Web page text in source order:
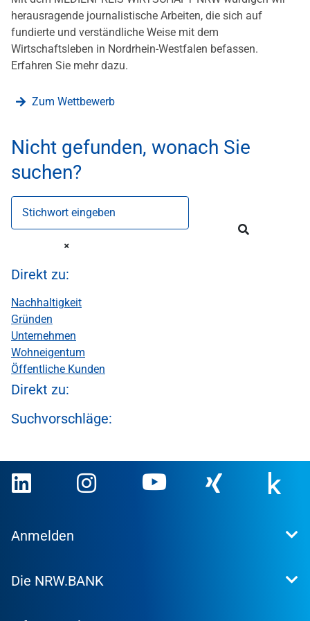
herausragende journalistische Arbeiten, die sich auf
fundierte und verständliche Weise mit dem
Wirtschaftsleben in Nordrhein-Westfalen befassen.
Erfahren Sie mehr dazu.
Zum Wettbewerb
Nicht gefunden, wonach Sie
suchen?
Stichwort eingeben
Direkt zu:
Nachhaltigkeit
Gründen
Unternehmen
Wohneigentum
Öffentliche Kunden
Direkt zu:
Suchvorschläge:
Anmelden
Kundenportal
Die NRW.BANK